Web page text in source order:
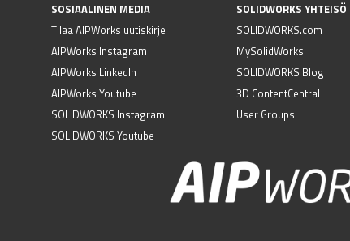
SOSIAALINEN MEDIA
Tilaa AIPWorks uutiskirje
AIPWorks Instagram
AIPWorks LinkedIn
AIPWorks Youtube
SOLIDWORKS Instagram
SOLIDWORKS Youtube
SOLIDWORKS YHTEISÖ
SOLIDWORKS.com
MySolidWorks
SOLIDWORKS Blog
3D ContentCentral
User Groups